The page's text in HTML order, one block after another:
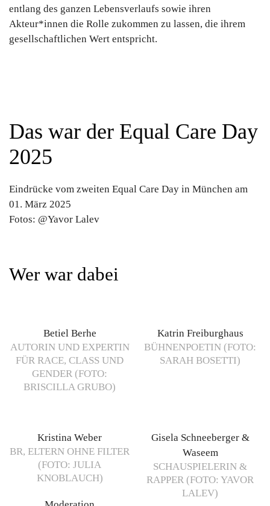
entlang des ganzen Lebensverlaufs sowie ihren
Akteur*innen die Rolle zukommen zu lassen, die ihrem
gesellschaftlichen Wert entspricht.
Das war der Equal Care Day
2025
Eindrücke vom zweiten Equal Care Day in München am
01. März 2025
Fotos: @Yavor Lalev
Wer war dabei
Betiel Berhe
AUTORIN UND EXPERTIN
FÜR RACE, CLASS UND
GENDER (FOTO:
BRISCILLA GRUBO)
Katrin Freiburghaus
BÜHNENPOETIN (FOTO:
SARAH BOSETTI)
Kristina Weber
BR, ELTERN OHNE FILTER
(FOTO: JULIA
KNOBLAUCH)
Gisela Schneeberger &
Waseem
SCHAUSPIELERIN &
RAPPER (FOTO: YAVOR
LALEV)